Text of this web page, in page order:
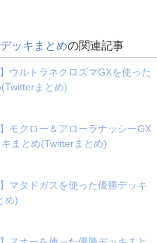
ッキまとめの関連記事
ウルトラネクロズマGXを使った
まとめ)
モクロー＆アローラナッシーGX
まとめ(Twitterまとめ)
マタドガスを使った優勝デッキ
め)